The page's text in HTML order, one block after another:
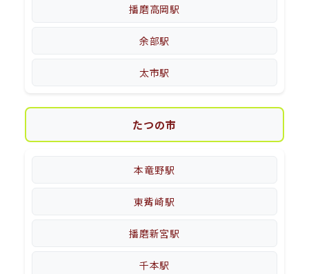
播磨高岡駅
余部駅
太市駅
たつの市
本竜野駅
東觜崎駅
播磨新宮駅
千本駅